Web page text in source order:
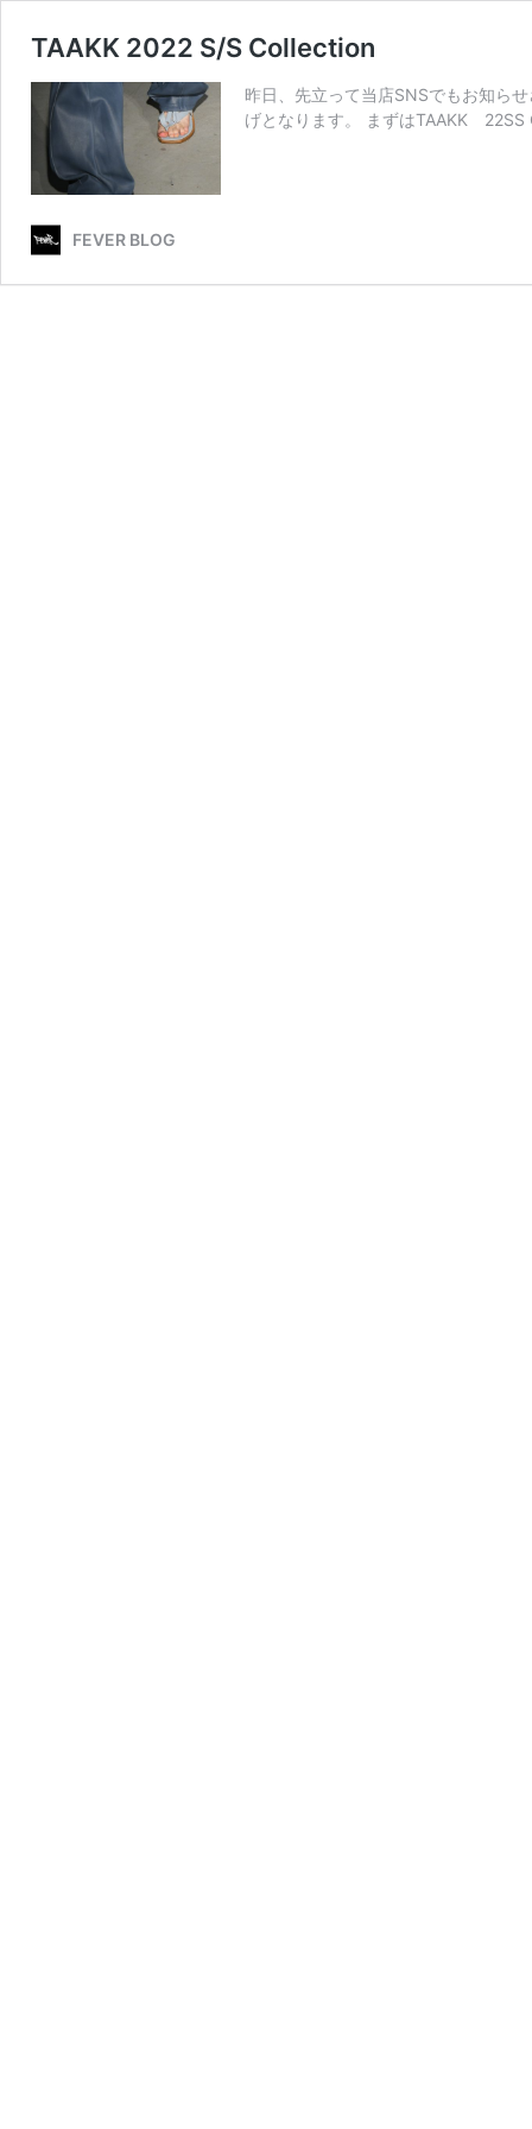
TAAKK 2022 S/S Collection
昨日、先立って当店SNSでもお知ら
げとなります。 まずはTAAKK
FEVER BLOG